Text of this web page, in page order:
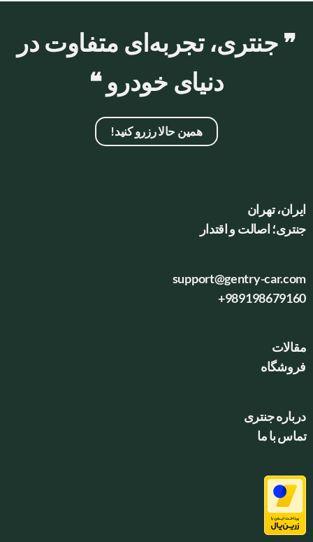
❞ جنتری، تجربه‌ای متفاوت در
دنیای خودرو ❝
همین حالا رزرو کنید!
ایران، تهران
جنتری؛ اصالت و اقتدار
support@gentry-car.com
+989198679160
مقالات
فروشگاه
درباره جنتری
تماس با ما